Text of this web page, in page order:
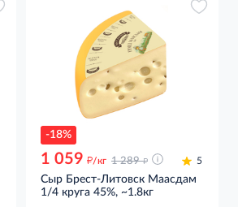
-18%
1 059 д/кг 1 289 д 5
Сыр Брест-Литовск Маасдам
1/4 круга 45%, ~1.8кг